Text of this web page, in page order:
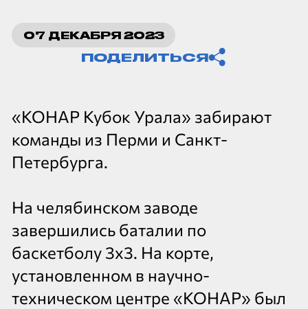
07 ДЕКАБРЯ 2023
ПОДЕЛИТЬСЯ
«КОНАР Кубок Урала» забирают
команды из Перми и Санкт-
Петербурга.
На челябинском заводе
завершились баталии по
баскетболу 3х3. На корте,
установленном в научно-
техническом центре «КОНАР» был